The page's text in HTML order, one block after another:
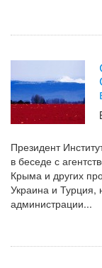
Президент
в беседе с
Крыма и других
Украина и Турция,
администрации...